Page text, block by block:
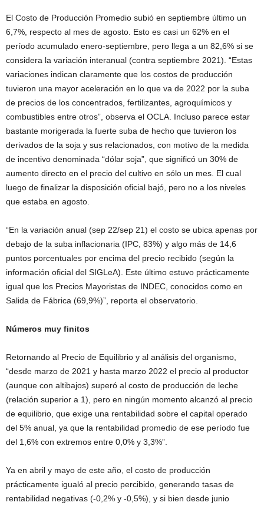
El Costo de Producción Promedio subió en septiembre último un
6,7%, respecto al mes de agosto. Esto es casi un 62% en el
período acumulado enero-septiembre, pero llega a un 82,6% si se
considera la variación interanual (contra septiembre 2021). “Estas
variaciones indican claramente que los costos de producción
tuvieron una mayor aceleración en lo que va de 2022 por la suba
de precios de los concentrados, fertilizantes, agroquímicos y
combustibles entre otros”, observa el OCLA. Incluso parece estar
bastante morigerada la fuerte suba de hecho que tuvieron los
derivados de la soja y sus relacionados, con motivo de la medida
de incentivo denominada “dólar soja”, que significó un 30% de
aumento directo en el precio del cultivo en sólo un mes. El cual
luego de finalizar la disposición oficial bajó, pero no a los niveles
que estaba en agosto.
“En la variación anual (sep 22/sep 21) el costo se ubica apenas por
debajo de la suba inflacionaria (IPC, 83%) y algo más de 14,6
puntos porcentuales por encima del precio recibido (según la
información oficial del SIGLeA). Este último estuvo prácticamente
igual que los Precios Mayoristas de INDEC, conocidos como en
Salida de Fábrica (69,9%)”, reporta el observatorio.
Números muy finitos
Retornando al Precio de Equilibrio y al análisis del organismo,
“desde marzo de 2021 y hasta marzo 2022 el precio al productor
(aunque con altibajos) superó al costo de producción de leche
(relación superior a 1), pero en ningún momento alcanzó al precio
de equilibrio, que exige una rentabilidad sobre el capital operado
del 5% anual, ya que la rentabilidad promedio de ese período fue
del 1,6% con extremos entre 0,0% y 3,3%”.
Ya en abril y mayo de este año, el costo de producción
prácticamente igualó al precio percibido, generando tasas de
rentabilidad negativas (-0,2% y -0,5%), y si bien desde junio